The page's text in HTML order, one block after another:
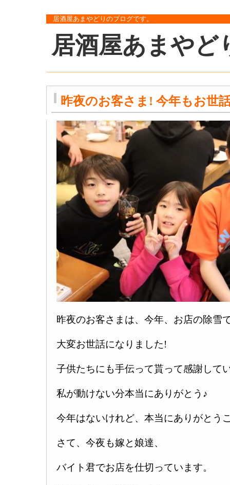
居酒屋あまやどりのブログです。
居酒屋あまやど
昨夜のお客さま! 今年もお世
昨夜のお客さまは、今年、お店の除雪
大変お世話になりました!
子供たちにも手伝って貰って感謝して
私が動けない分本当にありがとう♪
今年はないけれど、本当にありがとう
さて、今夜も嫁と娘達、
バイト君でお店を仕切っています。